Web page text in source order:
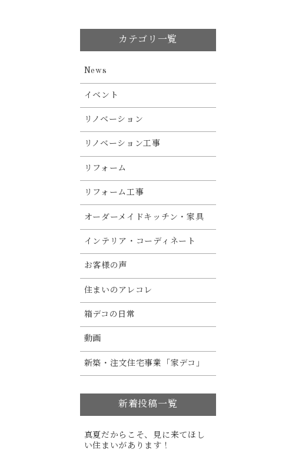
カテゴリ一覧
News
イベント
リノベーション
リノベーション工事
リフォーム
リフォーム工事
オーダーメイドキッチン・家具
インテリア・コーディネート
お客様の声
住まいのアレコレ
箱デコの日常
動画
新築・注文住宅事業「家デコ」
新着投稿一覧
真夏だからこそ、見に来てほし
い住まいがあります！